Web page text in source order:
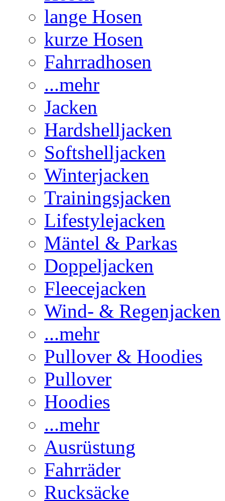
lange Hosen
kurze Hosen
Fahrradhosen
...mehr
Jacken
Hardshelljacken
Softshelljacken
Winterjacken
Trainingsjacken
Lifestylejacken
Mäntel & Parkas
Doppeljacken
Fleecejacken
Wind- & Regenjacken
...mehr
Pullover & Hoodies
Pullover
Hoodies
...mehr
Ausrüstung
Fahrräder
Rucksäcke